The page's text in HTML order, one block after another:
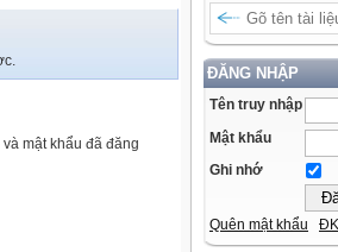
ĐĂNG NHẬP
Tên truy nhập
Mật khẩu
Ghi nhớ
Quên mật khẩu
mật khẩu đã đăng